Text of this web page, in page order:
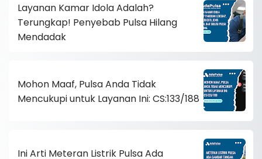
Layanan Kamar Idola Adalah?
Terungkap! Penyebab Pulsa Hilang
Mendadak
Mohon Maaf, Pulsa Anda Tidak
Mencukupi untuk Layanan Ini: CS:133/188
Ini Arti Meteran Listrik Pulsa Ada